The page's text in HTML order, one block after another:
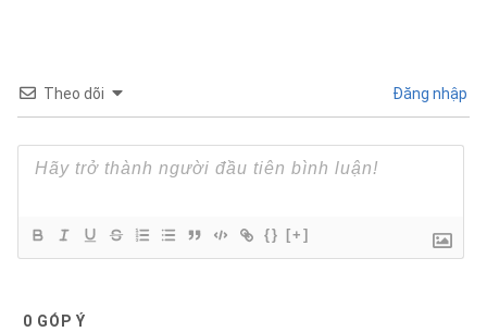
Theo dõi Đăng nhập
{} [+]
0 GÓP Ý